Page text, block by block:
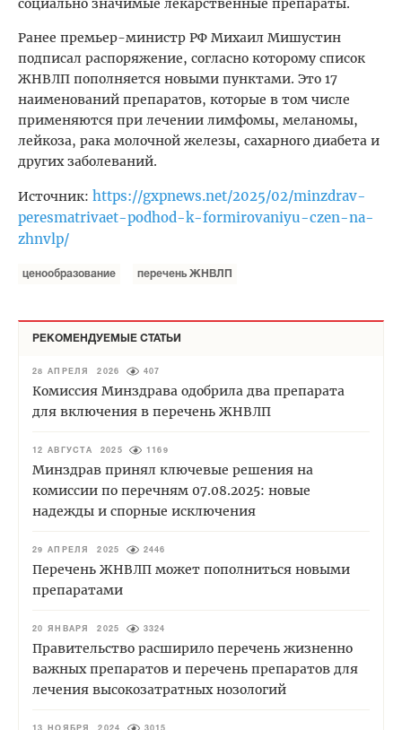
социально значимые лекарственные препараты.
Ранее премьер-министр РФ Михаил Мишустин
подписал распоряжение, согласно которому список
ЖНВЛП пополняется новыми пунктами. Это 17
наименований препаратов, которые в том числе
применяются при лечении лимфомы, меланомы,
лейкоза, рака молочной железы, сахарного диабета и
других заболеваний.
Источник: https://gxpnews.net/2025/02/minzdrav-
peresmatrivaet-podhod-k-formirovaniyu-czen-na-
zhnvlp/
ценообразование перечень ЖНВЛП
РЕКОМЕНДУЕМЫЕ СТАТЬИ
28 АПРЕЛЯ 2026 407
Комиссия Минздрава одобрила два препарата
для включения в перечень ЖНВЛП
12 АВГУСТА 2025 1169
Минздрав принял ключевые решения на
комиссии по перечням 07.08.2025: новые
надежды и спорные исключения
29 АПРЕЛЯ 2025 2446
Перечень ЖНВЛП может пополниться новыми
препаратами
20 ЯНВАРЯ 2025 3324
Правительство расширило перечень жизненно
важных препаратов и перечень препаратов для
лечения высокозатратных нозологий